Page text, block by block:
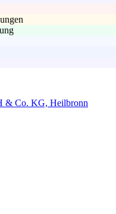
& Co. KG, Heilbronn